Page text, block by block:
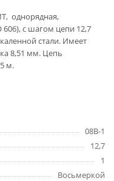
однорядная,
606), с шагом цепи 12,7
стали. Имеет
8,51 мм. Цепь
м.
08B-1
12,7
1
Восьмеркой